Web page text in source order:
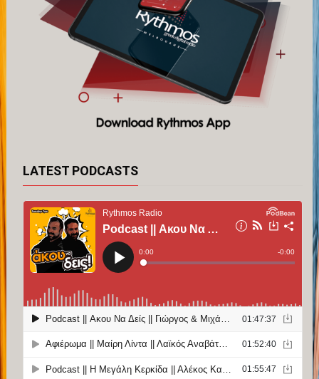
LATEST PODCASTS